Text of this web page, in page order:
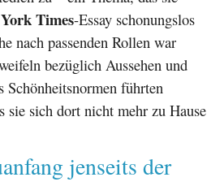
Times-Essay schonungslos
nach passenden Rollen war
bezüglich Aussehen und
führten
sie sich dort nicht mehr zu Hause
jenseits der